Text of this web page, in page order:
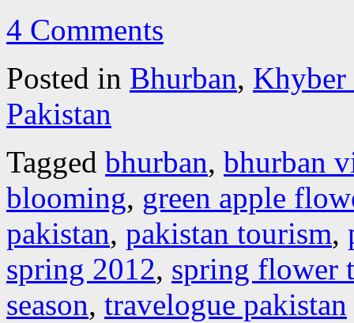
4 Comments
Posted in Bhurban, Khyber
Pakistan
Tagged bhurban, bhurban
blooming, green apple
pakistan, pakistan tourism,
spring 2012, spring flower
season, travelogue pakistan